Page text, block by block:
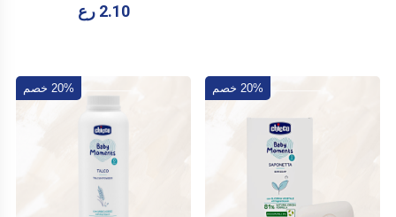
2.10 رع
20% خصم 20% خصم